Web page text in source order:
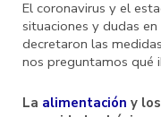
El coronavirus y el
situaciones y dudas
decretaron las
nos preguntamos qué
La alimentación y